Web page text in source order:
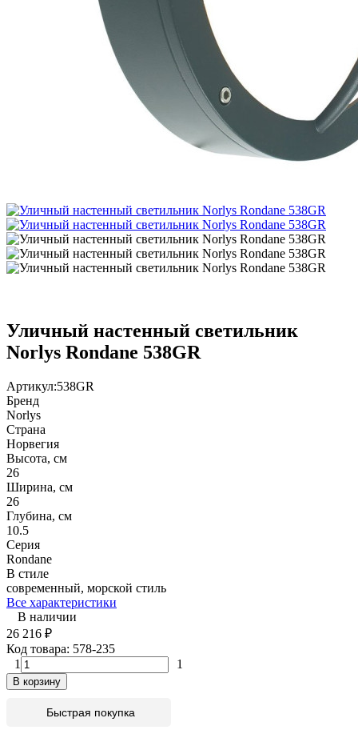
Уличный настенный светильник
Norlys Rondane 538GR
Артикул:538GR
Бренд
Norlys
Страна
Норвегия
Высота, см
26
Ширина, см
26
Глубина, см
10.5
Серия
Rondane
В стиле
современный, морской стиль
Все характеристики
В наличии
26 216 ₽
Код товара: 578-235
1
1
В корзину
Быстрая покупка